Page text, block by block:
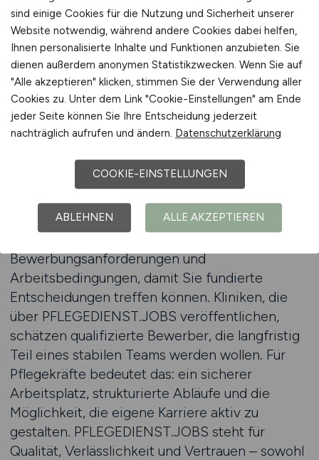
Berufseinsteiger oder Wiedereinsteiger, die
nach einer Pause zurück in den Beruf möchten.
PFLEGEDIENST.JOBS stellt sicher, dass jede
Bewerbung dort ankommt, wo sie passt –
schnell, sicher und unkompliziert.
Über den integrierten Jobfinder können
Pflegekräfte gezielt nach Fachbereich,
Arbeitszeitmodell oder Standort suchen. So
wird die Stellensuche zu einem transparenten
Prozess ohne unnötige Umwege.
PFLEGEDIENST.JOBS bietet zudem nützliche
Bewerbungsanforderungen und
Arbeitsbedingungen, damit Sie fundierte
Entscheidungen treffen können. Kliniken, die
über PFLEGEDIENST.JOBS veröffentlichen,
schätzen qualifizierte Bewerber, die langfristig
Teil eines stabilen Teams werden wollen. Für
Pflegekräfte bedeutet das: ein sicherer
Arbeitsplatz, strukturierte Abläufe und die
Möglichkeit, die eigene Karriere aktiv zu
gestalten. PFLEGEDIENST.JOBS steht für
Qualität, Verlässlichkeit und Vertrauen – sowohl
sind einige Cookies für die Nutzung und Sicherheit unserer
Website notwendig, während andere Cookies dabei helfen,
Ihnen personalisierte Inhalte und Funktionen anzubieten. Sie
dienen außerdem anonymen Statistikzwecken. Wenn Sie auf
"Alle akzeptieren" klicken, stimmen Sie der Verwendung aller
Cookies zu. Unter dem Link "Cookie-Einstellungen" am Ende
jeder Seite können Sie Ihre Entscheidung jederzeit
nachträglich aufrufen und ändern. Datenschutzerklärung
COOKIE-EINSTELLUNGEN
ABLEHNEN ALLE AKZEPTIEREN